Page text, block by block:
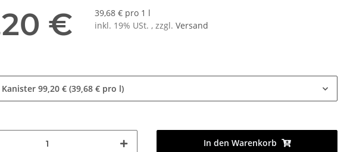
€
39,68 € pro 1 l
inkl. 19% USt. , zzgl. Versand
99,20 € (39,68 € pro l)
In den Warenkorb